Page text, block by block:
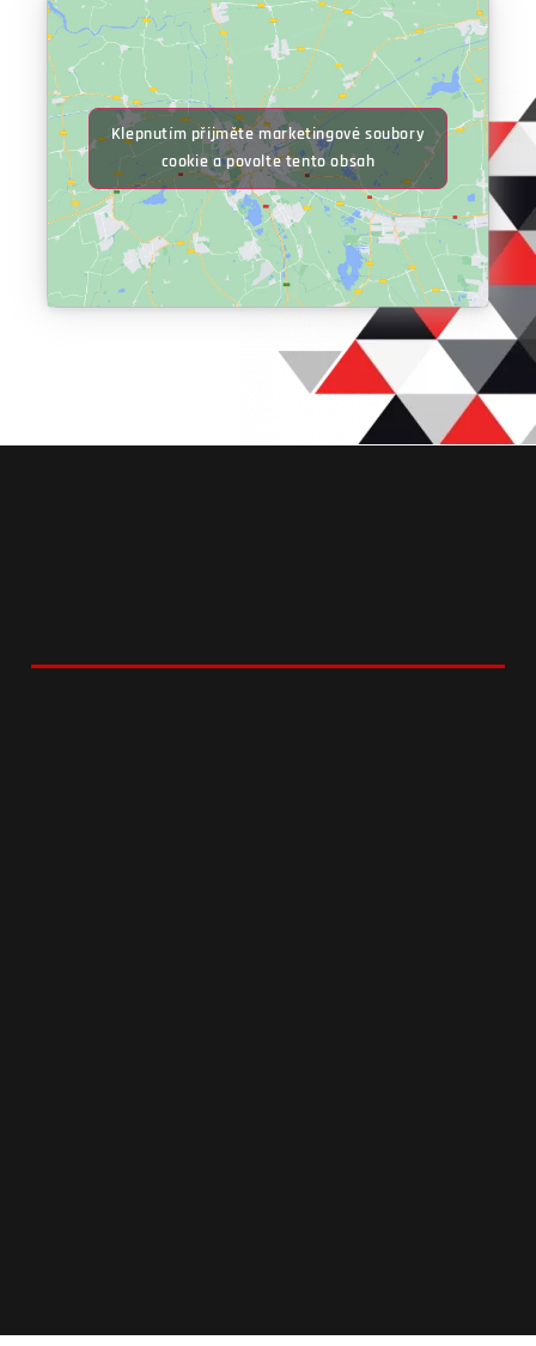
Klepnutím přijměte marketingové soubory
cookie a povolte tento obsah